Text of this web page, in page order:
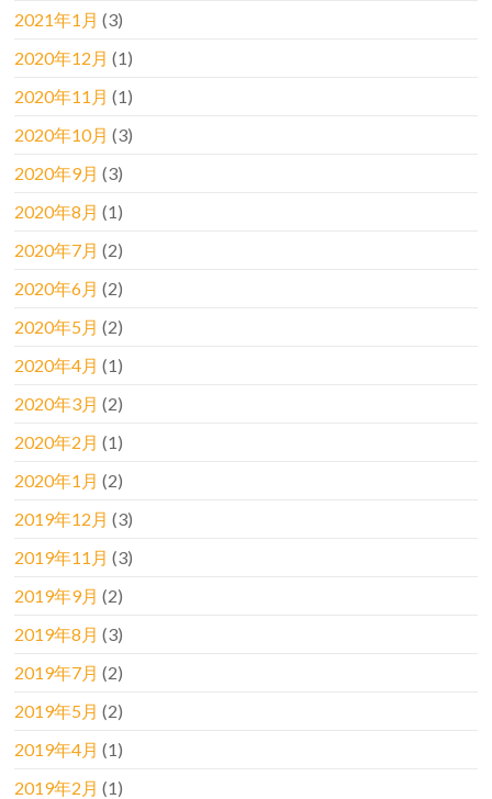
2021年1月 (3)
2020年12月 (1)
2020年11月 (1)
2020年10月 (3)
2020年9月 (3)
2020年8月 (1)
2020年7月 (2)
2020年6月 (2)
2020年5月 (2)
2020年4月 (1)
2020年3月 (2)
2020年2月 (1)
2020年1月 (2)
2019年12月 (3)
2019年11月 (3)
2019年9月 (2)
2019年8月 (3)
2019年7月 (2)
2019年5月 (2)
2019年4月 (1)
2019年2月 (1)